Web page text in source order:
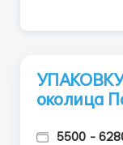
околица
5500 -